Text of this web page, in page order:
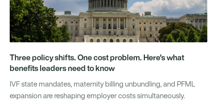
Three policy shifts. One cost problem. Here's what
benefits leaders need to know
IVF state mandates, maternity billing unbundling, and PFML
expansion are reshaping employer costs simultaneously.